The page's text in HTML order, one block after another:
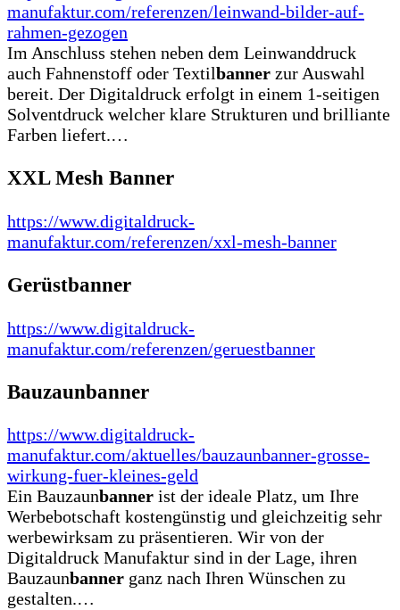
manufaktur.com/referenzen/leinwand-bilder-auf-
rahmen-gezogen
Im Anschluss stehen neben dem Leinwanddruck
auch Fahnenstoff oder Textilbanner zur Auswahl
bereit. Der Digitaldruck erfolgt in einem 1-seitigen
Solventdruck welcher klare Strukturen und brilliante
Farben liefert.…
XXL Mesh Banner
https://www.digitaldruck-
manufaktur.com/referenzen/xxl-mesh-banner
Gerüstbanner
https://www.digitaldruck-
manufaktur.com/referenzen/geruestbanner
Bauzaunbanner
https://www.digitaldruck-
manufaktur.com/aktuelles/bauzaunbanner-grosse-
wirkung-fuer-kleines-geld
Ein Bauzaunbanner ist der ideale Platz, um Ihre
Werbebotschaft kostengünstig und gleichzeitig sehr
werbewirksam zu präsentieren. Wir von der
Digitaldruck Manufaktur sind in der Lage, ihren
Bauzaunbanner ganz nach Ihren Wünschen zu
gestalten.…